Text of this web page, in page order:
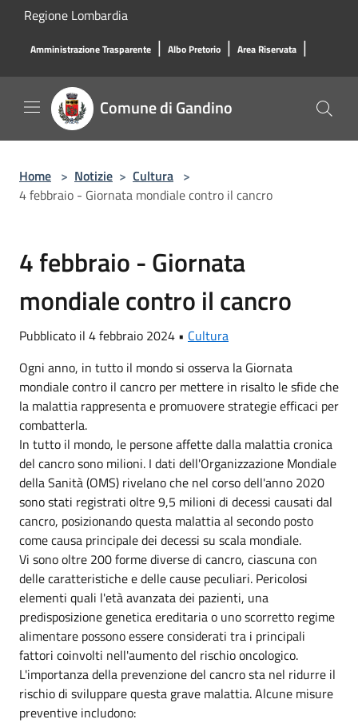
Salta al contenuto principale
Regione Lombardia
Amministrazione Trasparente | Albo Pretorio | Area Riservata |
Comune di Gandino
Home > Notizie > Cultura >
4 febbraio - Giornata mondiale contro il cancro
4 febbraio - Giornata
mondiale contro il cancro
Pubblicato il 4 febbraio 2024 • Cultura
Ogni anno, in tutto il mondo si osserva la Giornata
mondiale contro il cancro per mettere in risalto le sfide che
la malattia rappresenta e promuovere strategie efficaci per
combatterla.
In tutto il mondo, le persone affette dalla malattia cronica
del cancro sono milioni. I dati dell'Organizzazione Mondiale
della Sanità (OMS) rivelano che nel corso dell'anno 2020
sono stati registrati oltre 9,5 milioni di decessi causati dal
cancro, posizionando questa malattia al secondo posto
come causa principale dei decessi su scala mondiale.
Vi sono oltre 200 forme diverse di cancro, ciascuna con
delle caratteristiche e delle cause peculiari. Pericolosi
elementi quali l'età avanzata dei pazienti, una
predisposizione genetica ereditaria o uno scorretto regime
alimentare possono essere considerati tra i principali
fattori coinvolti nell'aumento del rischio oncologico.
L'importanza della prevenzione del cancro sta nel ridurre il
rischio di sviluppare questa grave malattia. Alcune misure
preventive includono: